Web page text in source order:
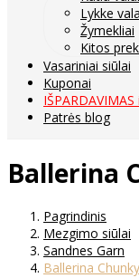
Lykke
Žymekliai
Kitos
Vasariniai siūlai
Kuponai
Patrės blog
Ballerina
Pagrindinis
Mezgimo siūlai
Sandnes Garn
Ballerina